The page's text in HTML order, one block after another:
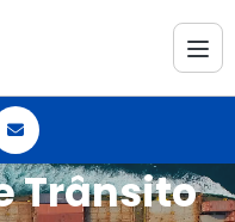
Trânsito